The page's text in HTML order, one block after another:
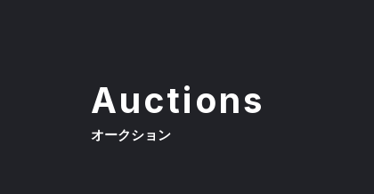
Auctions
オークション